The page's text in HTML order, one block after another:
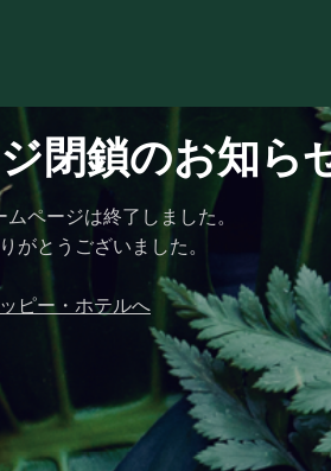
閉鎖のお知ら
ページは終了しました。
がとうございました。
ピー・ホテルへ